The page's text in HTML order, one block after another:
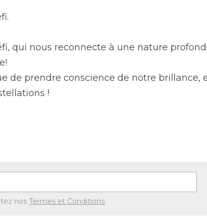
qui nous reconnecte à une nature
de prendre conscience de notre brillance,
!
nos Termes et Conditions